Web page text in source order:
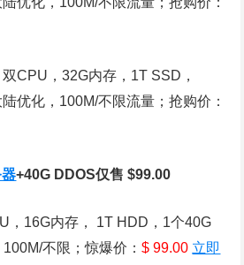
CPU，32G内存，1T SSD，
优化，100M/不限流量；抢购价：
+40G DDOS仅售 $99.00
，16G内存， 1T HDD，1个40G
不限；惊爆价：$ 99.00 立即